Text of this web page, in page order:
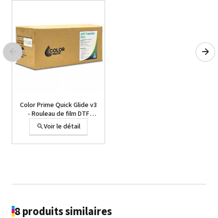
Color Prime Quick Glide v3
- Rouleau de film DTF
33cm, 35 cm et 60 cm -
Pelage instantané -
Voir le détail
8 produits similaires